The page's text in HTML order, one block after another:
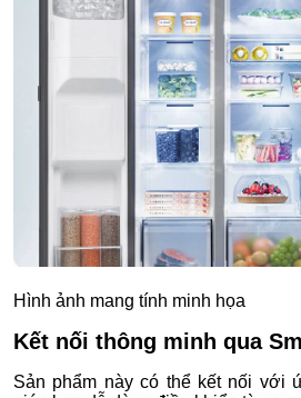
Hình ảnh mang tính minh họa
Kết nối thông minh qua
Sản phẩm này có thể kết nối với